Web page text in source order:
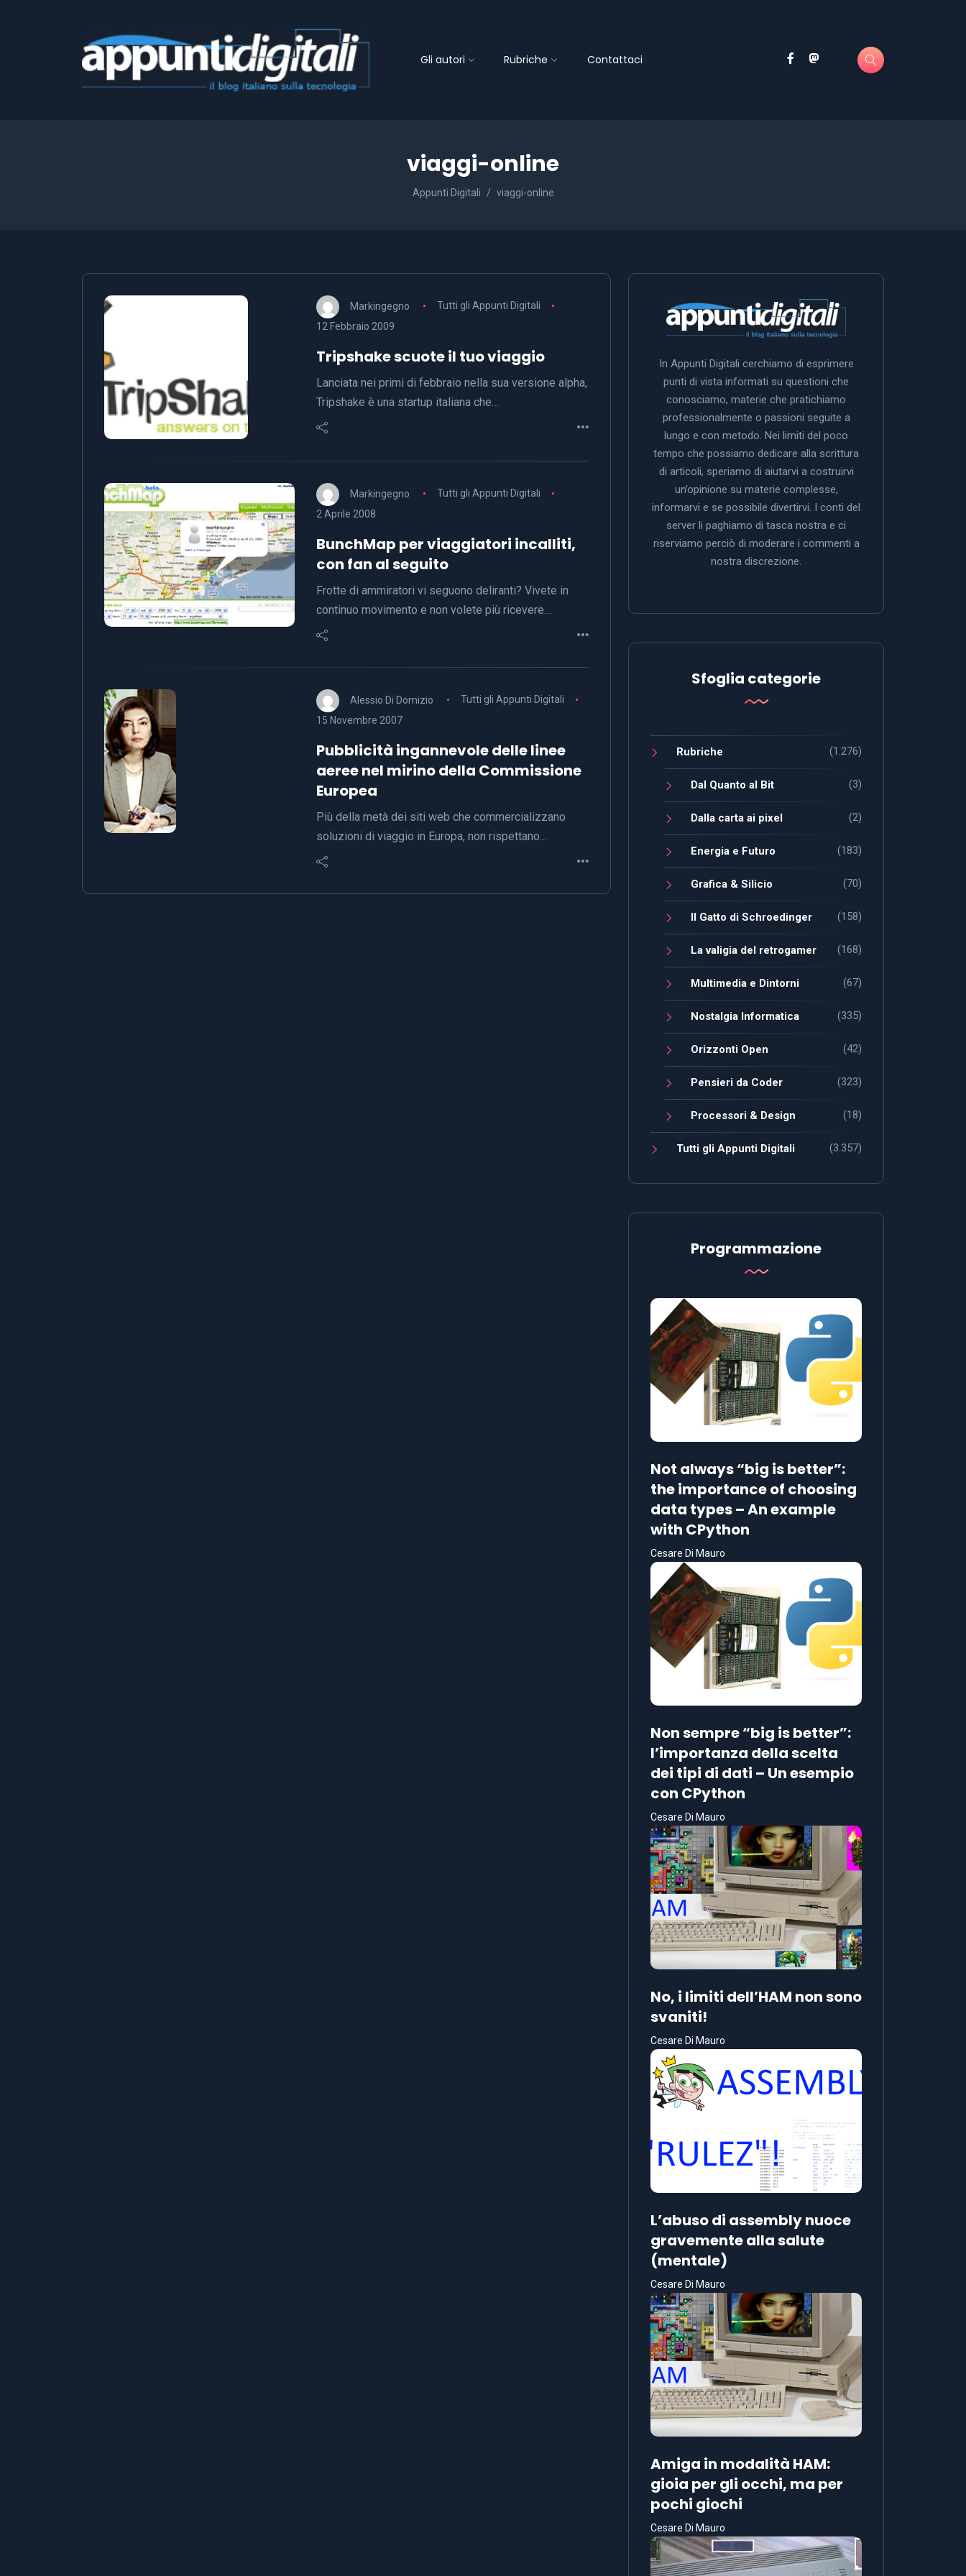
Gli autori Rubriche Contattaci
viaggi-online
Appunti Digitali viaggi-online
Markingegno
Tutti gli Appunti Digitali
12 Febbraio 2009
Tripshake scuote il tuo viaggio
Lanciata nei primi di febbraio nella sua versione alpha,
Tripshake è una startup italiana che…
Markingegno
Tutti gli Appunti Digitali
2 Aprile 2008
BunchMap per viaggiatori incalliti,
con fan al seguito
Frotte di ammiratori vi seguono deliranti? Vivete in
continuo movimento e non volete più ricevere…
Alessio Di Domizio
Tutti gli Appunti Digitali
15 Novembre 2007
Pubblicità ingannevole delle linee
aeree nel mirino della Commissione
Europea
Più della metà dei siti web che commercializzano
soluzioni di viaggio in Europa, non rispettano…
In Appunti Digitali cerchiamo di esprimere
punti di vista informati su questioni che
conosciamo, materie che pratichiamo
professionalmente o passioni seguite a
lungo e con metodo. Nei limiti del poco
tempo che possiamo dedicare alla scrittura
di articoli, speriamo di aiutarvi a costruirvi
un’opinione su materie complesse,
informarvi e se possibile divertirvi. I conti del
server li paghiamo di tasca nostra e ci
riserviamo perciò di moderare i commenti a
nostra discrezione.
Sfoglia categorie
Rubriche (1.276)
Dal Quanto al Bit (3)
Dalla carta ai pixel (2)
Energia e Futuro (183)
Grafica & Silicio (70)
Il Gatto di Schroedinger (158)
La valigia del retrogamer (168)
Multimedia e Dintorni (67)
Nostalgia Informatica (335)
Orizzonti Open (42)
Pensieri da Coder (323)
Processori & Design (18)
Tutti gli Appunti Digitali (3.357)
Programmazione
Not always “big is better”:
the importance of choosing
data types – An example
with CPython
Cesare Di Mauro
Non sempre “big is better”:
l’importanza della scelta
dei tipi di dati – Un esempio
con CPython
Cesare Di Mauro
No, i limiti dell’HAM non sono
svaniti!
Cesare Di Mauro
L’abuso di assembly nuoce
gravemente alla salute
(mentale)
Cesare Di Mauro
Amiga in modalità HAM:
gioia per gli occhi, ma per
pochi giochi
Cesare Di Mauro